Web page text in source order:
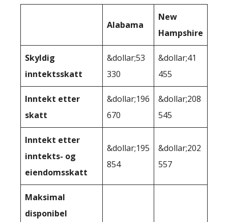
Alabama
New
Hampshire
Skyldig
inntektsskatt
&dollar;53
330
&dollar;41
455
Inntekt etter
skatt
&dollar;196
670
&dollar;208
545
Inntekt etter
inntekts- og
eiendomsskatt
&dollar;195
854
&dollar;202
557
Maksimal
disponibel